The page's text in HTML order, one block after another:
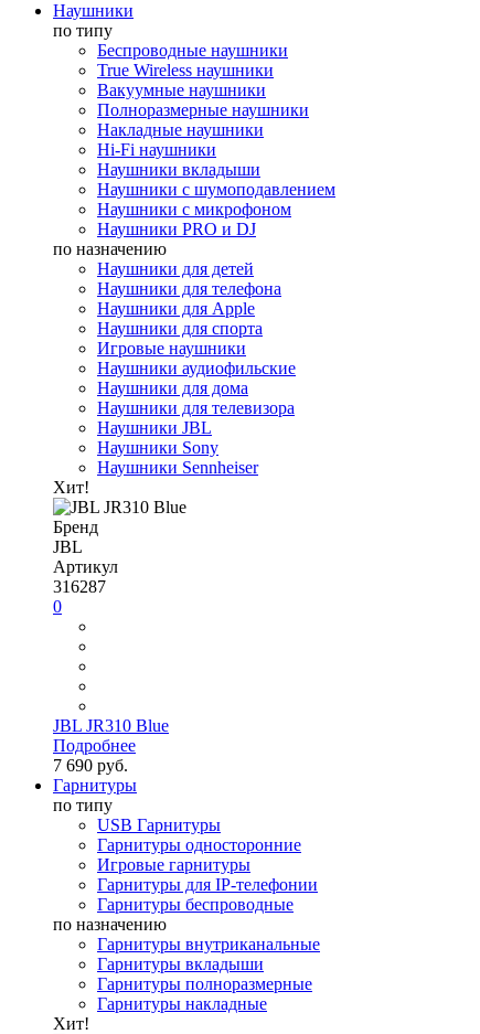
Наушники
по типу
Беспроводные наушники
True Wireless наушники
Вакуумные наушники
Полноразмерные наушники
Накладные наушники
Hi-Fi наушники
Наушники вкладыши
Наушники с шумоподавлением
Наушники с микрофоном
Наушники PRO и DJ
по назначению
Наушники для детей
Наушники для телефона
Наушники для Apple
Наушники для спорта
Игровые наушники
Наушники аудиофильские
Наушники для дома
Наушники для телевизора
Наушники JBL
Наушники Sony
Наушники Sennheiser
Хит!
Бренд
JBL
Артикул
316287
0
JBL JR310 Blue
Подробнее
7 690 руб.
Гарнитуры
по типу
USB Гарнитуры
Гарнитуры односторонние
Игровые гарнитуры
Гарнитуры для IP-телефонии
Гарнитуры беспроводные
по назначению
Гарнитуры внутриканальные
Гарнитуры вкладыши
Гарнитуры полноразмерные
Гарнитуры накладные
Хит!